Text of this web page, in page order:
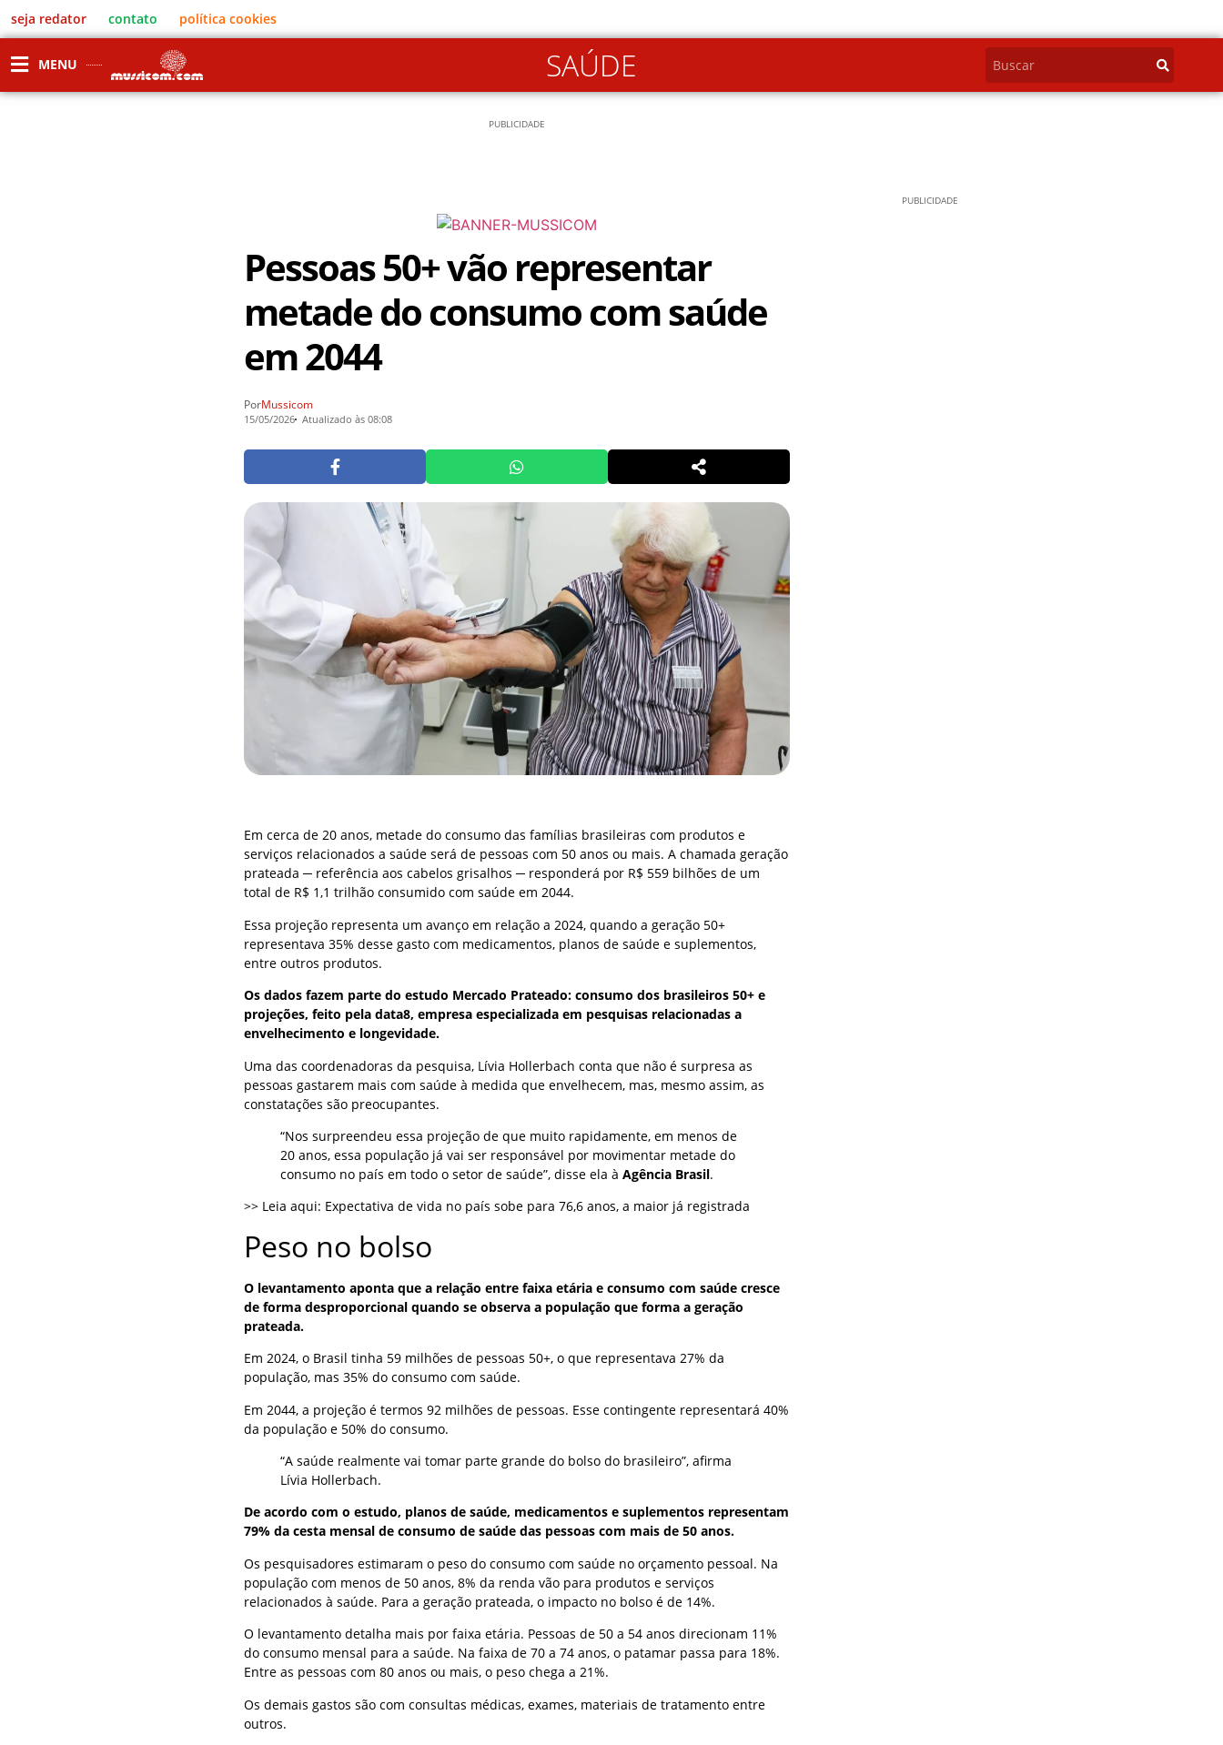
seja redator contato política cookies
MENU SAÚDE
PUBLICIDADE
Pessoas 50+ vão representar
metade do consumo com saúde
em 2044
PorMussicom
15/05/2026 Atualizado às 08:08
Em cerca de 20 anos, metade do consumo das famílias brasileiras com produtos e
serviços relacionados a saúde será de pessoas com 50 anos ou mais. A chamada geração
prateada ─ referência aos cabelos grisalhos ─ responderá por R$ 559 bilhões de um
total de R$ 1,1 trilhão consumido com saúde em 2044.
Essa projeção representa um avanço em relação a 2024, quando a geração 50+
representava 35% desse gasto com medicamentos, planos de saúde e suplementos,
entre outros produtos.
Os dados fazem parte do estudo Mercado Prateado: consumo dos brasileiros 50+ e
projeções, feito pela data8, empresa especializada em pesquisas relacionadas a
envelhecimento e longevidade.
Uma das coordenadoras da pesquisa, Lívia Hollerbach conta que não é surpresa as
pessoas gastarem mais com saúde à medida que envelhecem, mas, mesmo assim, as
constatações são preocupantes.
“Nos surpreendeu essa projeção de que muito rapidamente, em menos de
20 anos, essa população já vai ser responsável por movimentar metade do
consumo no país em todo o setor de saúde”, disse ela à Agência Brasil.
>> Leia aqui: Expectativa de vida no país sobe para 76,6 anos, a maior já registrada
Peso no bolso
O levantamento aponta que a relação entre faixa etária e consumo com saúde cresce
de forma desproporcional quando se observa a população que forma a geração
prateada.
Em 2024, o Brasil tinha 59 milhões de pessoas 50+, o que representava 27% da
população, mas 35% do consumo com saúde.
Em 2044, a projeção é termos 92 milhões de pessoas. Esse contingente representará 40%
da população e 50% do consumo.
“A saúde realmente vai tomar parte grande do bolso do brasileiro”, afirma
Lívia Hollerbach.
De acordo com o estudo, planos de saúde, medicamentos e suplementos representam
79% da cesta mensal de consumo de saúde das pessoas com mais de 50 anos.
Os pesquisadores estimaram o peso do consumo com saúde no orçamento pessoal. Na
população com menos de 50 anos, 8% da renda vão para produtos e serviços
relacionados à saúde. Para a geração prateada, o impacto no bolso é de 14%.
O levantamento detalha mais por faixa etária. Pessoas de 50 a 54 anos direcionam 11%
do consumo mensal para a saúde. Na faixa de 70 a 74 anos, o patamar passa para 18%.
Entre as pessoas com 80 anos ou mais, o peso chega a 21%.
Os demais gastos são com consultas médicas, exames, materiais de tratamento entre
outros.
PUBLICIDADE